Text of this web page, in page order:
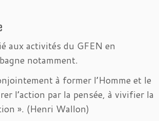
aux activités du GFEN en
notamment.
à former l’Homme et le
l’action par la pensée, à vivifier la
». (Henri Wallon)